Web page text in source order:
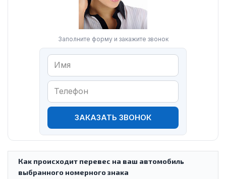
Заполните форму и закажите звонок
ЗАКАЗАТЬ ЗВОНОК
Как происходит перевес на ваш автомобиль
выбранного номерного знака